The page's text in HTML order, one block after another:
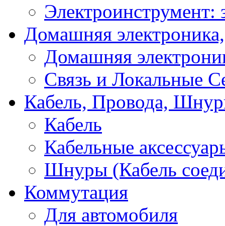
Электроинструмент:
Домашняя
Домашняя
Связь и Локальные
Кабель, Провода,
Кабель
Кабельные
Шнуры (Кабель
Коммутация
Для автомобиля